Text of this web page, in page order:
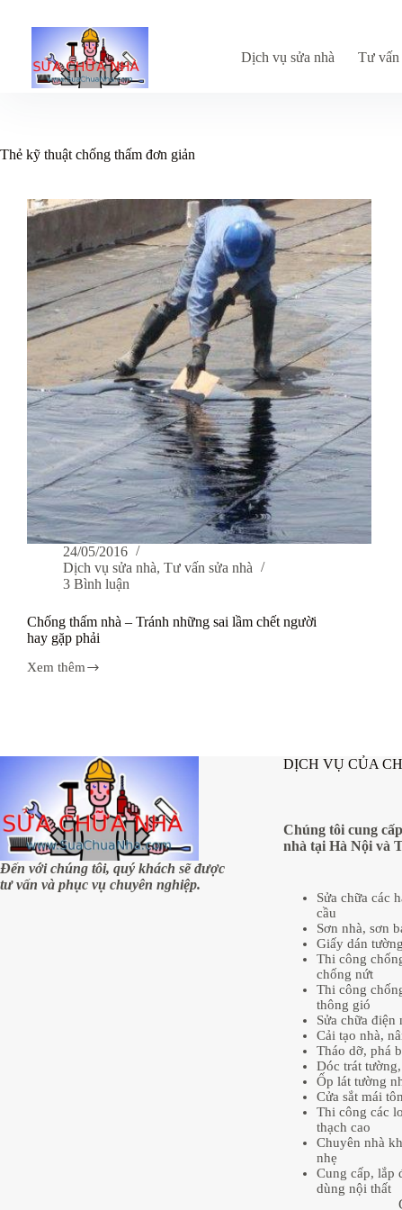
Dịch vụ sửa nhà Tư vấn
Thẻ kỹ thuật chống thấm đơn giản
24/05/2016
Dịch vụ sửa nhà, Tư vấn sửa nhà
3 Bình luận
Chống thấm nhà – Tránh những sai lầm chết người
hay gặp phải
Xem thêm
Chống
chết
người
hay
gặp
phải
Đến với chúng tôi, quý khách sẽ được
tư vấn và phục vụ chuyên nghiệp.
DỊCH VỤ CỦA
Chúng tôi cung
nhà tại Hà Nội và
Sửa chữa các
cầu
Sơn nhà, sơn
Giấy dán
Thi công
chống nứt
Thi công
thông gió
Sửa chữa điện
Cải tạo nhà,
Tháo dỡ, phá
Dóc trát
Ốp lát tường
Cửa sắt mái
Thi công các
thạch cao
Chuyên nhà
nhẹ
Cung cấp, lắp
dùng nội thất